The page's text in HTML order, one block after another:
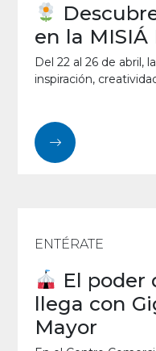
en la MISIÁ
Del 22 al 26 de abril,
inspiración,
ENTÉRATE
El poder
llega con
Mayor